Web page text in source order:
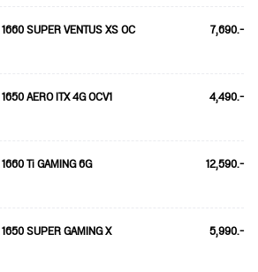
SUPER VENTUS XS OC 7,690.-
AERO ITX 4G OCV1 4,490.-
Ti GAMING 6G 12,590.-
SUPER GAMING X 5,990.-